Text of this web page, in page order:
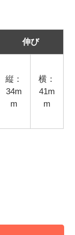
伸び
縦：
34m
m
横：
41m
m